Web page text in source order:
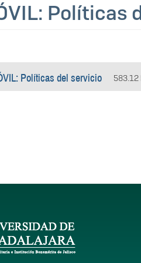
Políticas
Políticas del servicio 583.12
del portal